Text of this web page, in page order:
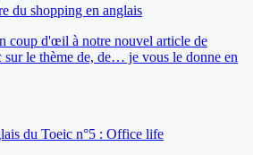
du shopping en anglais
coup d'œil à notre nouvel article de
sur le thème de, de… je vous le donne en
du Toeic n°5 : Office life